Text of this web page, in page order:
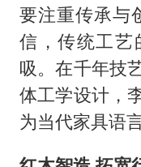
要注重传承与
信，传统工艺
吸。在千年技
体工学设计，
为当代家具语言